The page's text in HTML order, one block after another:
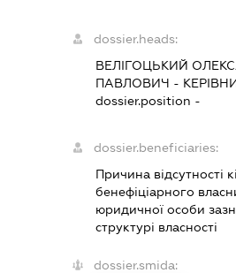
dossier.heads:
ВЕЛІГОЦЬКИЙ
ПАВЛОВИЧ -
dossier.position -
dossier.beneficiaries:
Причина відсутності
бенефіціарного
юридичної особи
структурі власності
dossier.smida: